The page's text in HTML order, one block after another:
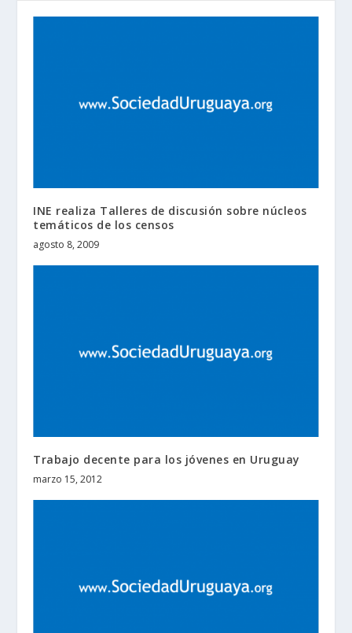
INE realiza Talleres de discusión sobre núcleos
temáticos de los censos
agosto 8, 2009
Trabajo decente para los jóvenes en Uruguay
marzo 15, 2012